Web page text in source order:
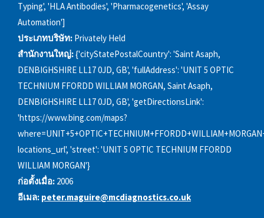
Typing', 'HLA Antibodies', 'Pharmacogenetics', 'Assay
Automation']
ประเภทบริษัท: Privately Held
สำนักงานใหญ่:{'cityStatePostalCountry': 'Saint Asaph,
DENBIGHSHIRE LL17 0JD, GB', 'fullAddress': 'UNIT 5 OPTIC
TECHNIUM FFORDD WILLIAM MORGAN, Saint Asaph,
DENBIGHSHIRE LL17 0JD, GB', 'getDirectionsLink':
'https://www.bing.com/maps?
locations_url', 'street': 'UNIT 5 OPTIC TECHNIUM FFORDD
WILLIAM MORGAN'}
ก่อตั้งเมื่อ: 2006
อีเมล: peter.maguire@mcdiagnostics.co.uk